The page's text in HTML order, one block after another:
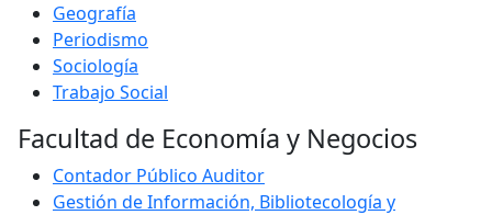
Geografía
Periodismo
Sociología
Trabajo Social
Facultad de Economía y Negocios
Contador Público Auditor
Gestión de Información, Bibliotecología y